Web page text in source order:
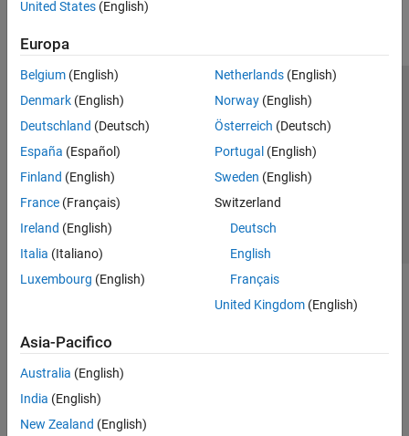
United States (English)
Europa
Belgium (English)
Denmark (English)
Deutschland (Deutsch)
España (Español)
Finland (English)
France (Français)
Ireland (English)
Italia (Italiano)
Luxembourg (English)
Netherlands(English)
Norway(English)
Österreich (Deutsch)
Portugal (English)
Sweden (English)
Switzerland
Deutsch
English
Français
United Kingdom(English)
Asia-Pacifico
Australia (English)
India (English)
New Zealand (English)
Centro di fiducia
Informativa sulla privacy
Antipirateria
Stato dell'applicazione
Contatti
© 1994-2026 The MathWorks, Inc.